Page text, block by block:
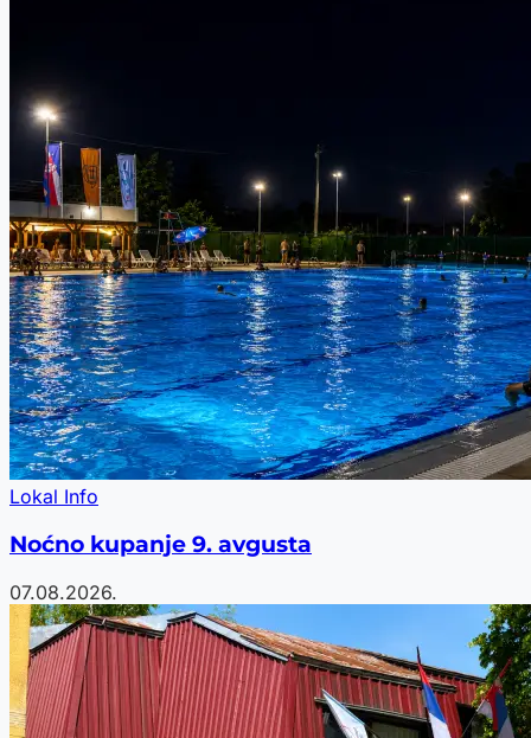
Lokal Info
Noćno kupanje 9. avgusta
07.08.2026.